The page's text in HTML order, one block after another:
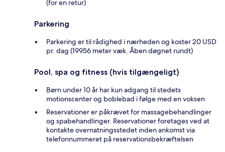
(for en retur)
Parkering
Parkering er til rådighed i nærheden og koster 20 USD
pr. dag (19956 meter væk. Åben døgnet rundt)
Pool, spa og fitness (hvis tilgængeligt)
Børn under 10 år har kun adgang til stedets
motionscenter og boblebad i følge med en voksen
Reservationer er påkrævet for massagebehandlinger
og spabehandlinger. Reservationer foretages ved at
kontakte overnatningsstedet inden ankomst via
telefonnummeret på reservationsbekræftelsen